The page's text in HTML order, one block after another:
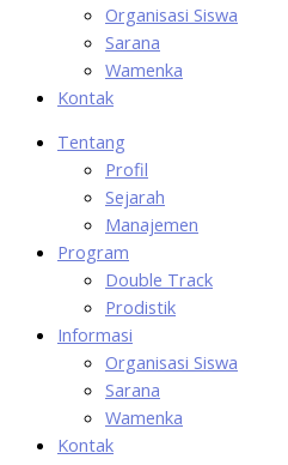
Organisasi Siswa
Sarana
Wamenka
Kontak
Tentang
Profil
Sejarah
Manajemen
Program
Double Track
Prodistik
Informasi
Organisasi Siswa
Sarana
Wamenka
Kontak